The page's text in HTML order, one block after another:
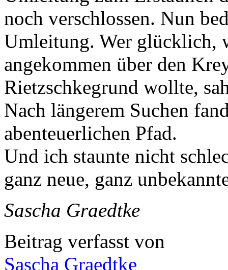
noch verschlossen. Nun
Umleitung. Wer glücklich,
angekommen über den
Rietzschkegrund wollte,
Nach längerem Suchen
abenteuerlichen Pfad.
Und ich staunte nicht
ganz neue, ganz
Sascha Graedtke
Beitrag verfasst von
Sascha Graedtke